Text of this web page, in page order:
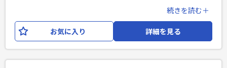
を募集します。 アルゴリズムのコアな仕様は決まっているの
で、それらのプログラムをコードに落とし、実装するイメー
ジです。 【内容】 ・コーディング ・データ分析etc…
続きを読む＋
お気に入り 詳細を見る